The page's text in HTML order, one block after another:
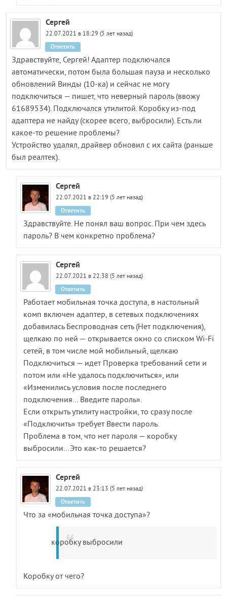
Сергей
22.07.2021 в 18:29 (5 лет назад)
Здравствуйте, Сергей! Адаптер подключался
автоматически, потом была большая пауза и несколько
обновлений Винды (10-ка) и сейчас не могу
подключиться — пишет, что неверный пароль (ввожу
61689534). Подключался утилитой. Коробку из-под
адаптера не найду (скорее всего, выбросили). Есть ли
какое-то решение проблемы?
Устройство удалял, драйвер обновил с их сайта (раньше
был реалтек).
Ответить
Сергей
22.07.2021 в 22:19 (5 лет назад)
Здравствуйте. Не понял ваш вопрос. При чем здесь
пароль? В чем конкретно проблема?
Ответить
Сергей
22.07.2021 в 22:38 (5 лет назад)
Работает мобильная точка доступа, в настольный
комп включен адаптер, в сетевых подключениях
добавилась Беспроводная сеть (Нет подключения),
щелкаю по ней — открывается окно со списком Wi-Fi
сетей, в том числе мой мобильный, щелкаю
Подключиться — идет Проверка требований сети и
потом или «Не удалось подключиться», или
«Изменились условия после последнего
подключения… Введите пароль».
Если открыть утилиту настройки, то сразу после
«Подключить» требует Ввести пароль.
Проблема в том, что нет пароля — коробку
выбросили…Это как-то решается?
Ответить
Сергей
22.07.2021 в 23:13 (5 лет назад)
Что за «мобильная точка доступа»?
коробку выбросили
Коробку от чего?
Ответить